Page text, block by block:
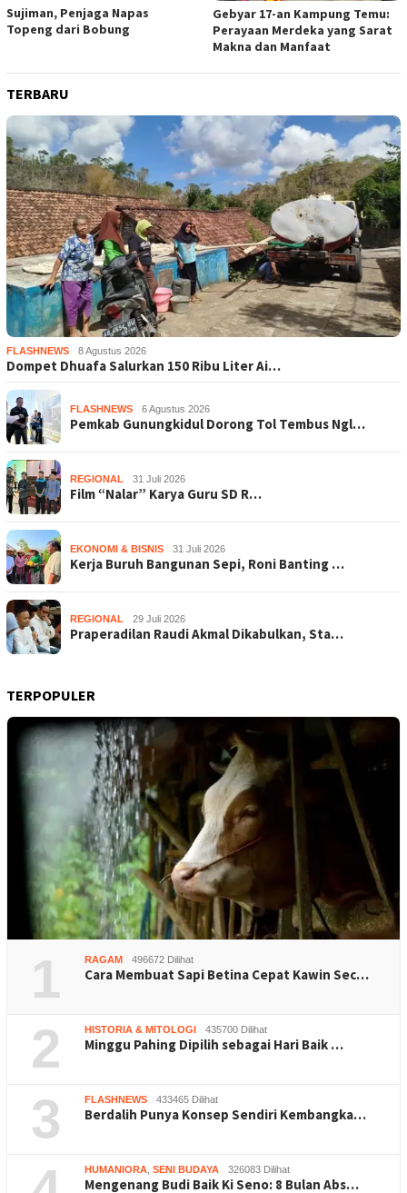
Sujiman, Penjaga Napas
Topeng dari Bobung
Gebyar 17-an Kampung Temu:
Perayaan Merdeka yang Sarat
Makna dan Manfaat
TERBARU
FLASHNEWS 8 Agustus 2026
Dompet Dhuafa Salurkan 150 Ribu Liter Ai…
FLASHNEWS 6 Agustus 2026
Pemkab Gunungkidul Dorong Tol Tembus Ngl…
REGIONAL 31 Juli 2026
Film “Nalar” Karya Guru SD R…
EKONOMI & BISNIS 31 Juli 2026
Kerja Buruh Bangunan Sepi, Roni Banting …
REGIONAL 29 Juli 2026
Praperadilan Raudi Akmal Dikabulkan, Sta…
TERPOPULER
1 RAGAM 496672 Dilihat
Cara Membuat Sapi Betina Cepat Kawin Sec…
2 HISTORIA & MITOLOGI 435700 Dilihat
Minggu Pahing Dipilih sebagai Hari Baik …
3 FLASHNEWS 433465 Dilihat
Berdalih Punya Konsep Sendiri Kembangka…
HUMANIORA SENI BUDAYA 326083 Dilihat
Mengenang Budi Baik Ki Seno: 8 Bulan Abs…